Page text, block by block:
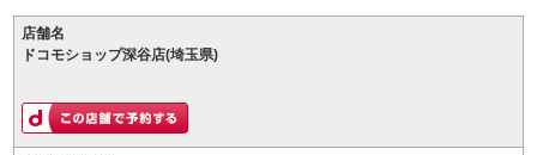
店舗名
ドコモショップ深谷店(埼玉県)